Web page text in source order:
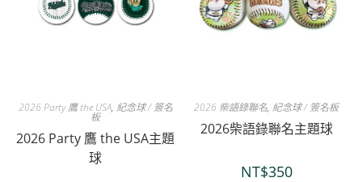
2026 Party 鷹 the USA, 紀念球 / 簽名
板
2026 Party 鷹 the USA主題
球
2026 柴語錄聯名, 紀念球 / 簽名板
2026柴語錄聯名主題球
NT$350